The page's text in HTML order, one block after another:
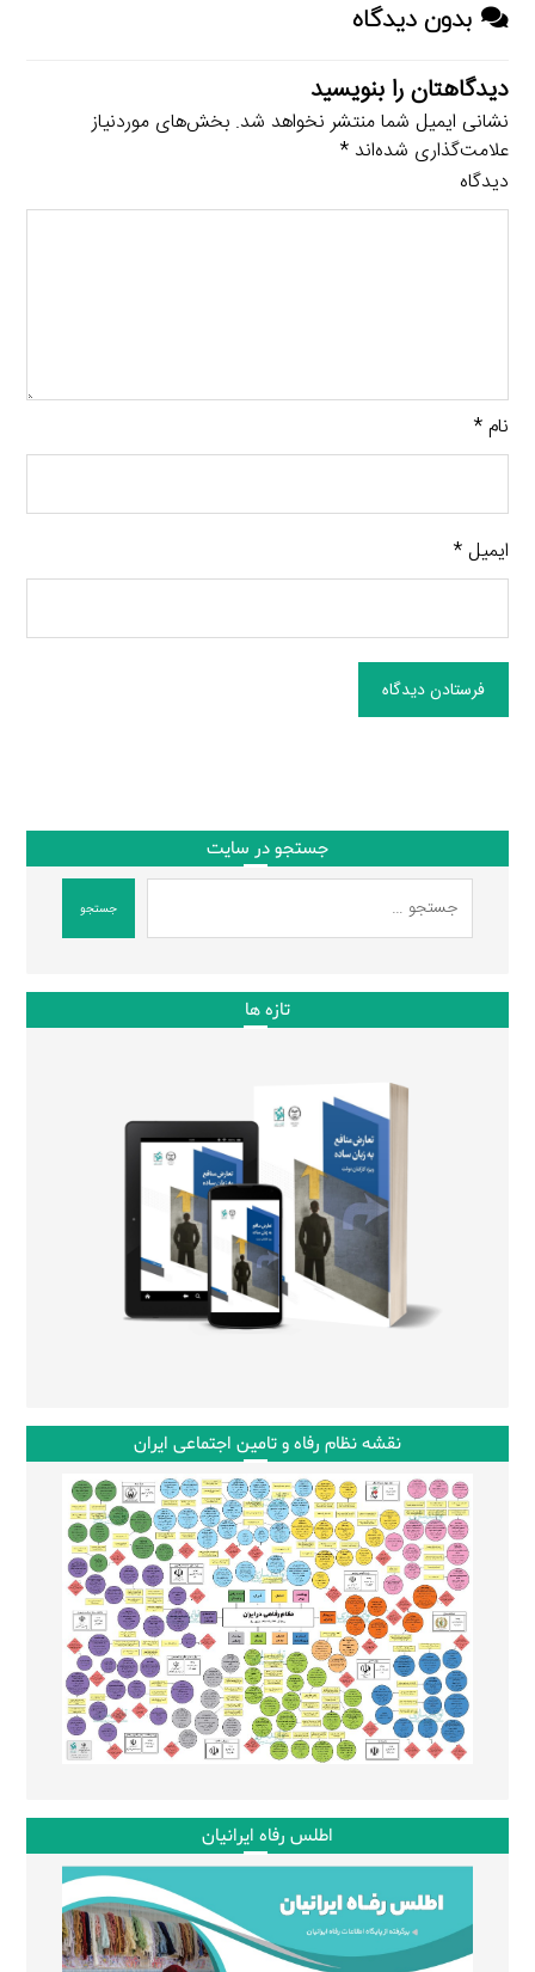
بدون دیدگاه
دیدگاهتان را بنویسید
نشانی ایمیل شما منتشر نخواهد شد. بخش‌های موردنیاز
علامت‌گذاری شده‌اند*
دیدگاه
نام*
ایمیل*
فرستادن دیدگاه
جستجو در سایت
جستجو
تازه ها
نقشه نظام رفاه و تامین اجتماعی ایران
اطلس رفاه ایرانیان